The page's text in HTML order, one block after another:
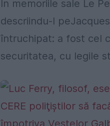
În memoriile sale Le
descriindu-l
întruchipat: a fost cel
securitatea, cu legile